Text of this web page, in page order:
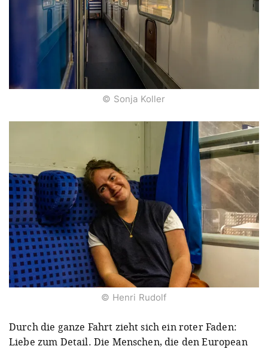
© Sonja Koller
© Henri Rudolf
Durch die ganze Fahrt zieht sich ein roter Faden:
Liebe zum Detail. Die Menschen, die den European